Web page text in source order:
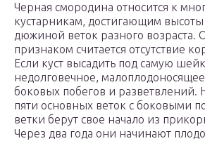
Черная смородина относится к
кустарникам, достигающим
дюжиной веток разного возраста.
признаком считается отсутствие
Если куст высадить под самую
недолговечное,
боковых побегов и разветвлений.
пяти основных веток с боковыми
ветки берут свое начало из
Через два года они начинают